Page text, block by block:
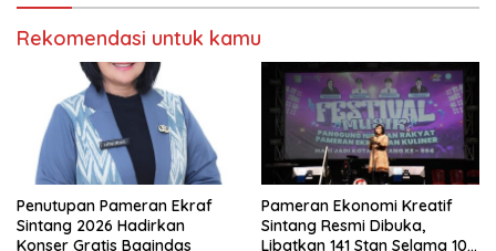
Rekomendasi untuk kamu
Penutupan Pameran Ekraf
Sintang 2026 Hadirkan
Konser Gratis Bagindas
Pameran Ekonomi Kreatif
Sintang Resmi Dibuka,
Libatkan 141 Stan Selama 10